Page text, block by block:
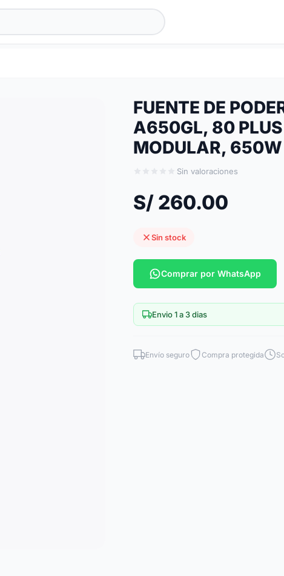
FUENTE DE
A650GL, 80 PLUS
MODULAR, 650W
Sin valoraciones
S/ 260.00
Sin stock
Comprar por WhatsApp
Envio 1 a 3 dias
Envío seguro Compra protegida